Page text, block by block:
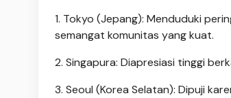
1. Tokyo (Jepang): Menduduki
semangat komunitas yang kuat.
2. Singapura: Diapresiasi tinggi
3. Seoul (Korea Selatan): Dipuji